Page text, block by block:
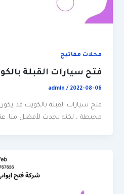
محلات مفاتيح
فتح سيارات القبلة
admin/ 2022-08-06
فتح سيارات القبلة بالكويت قد
محبطة ، لكنه يحدث لأفضل منا.